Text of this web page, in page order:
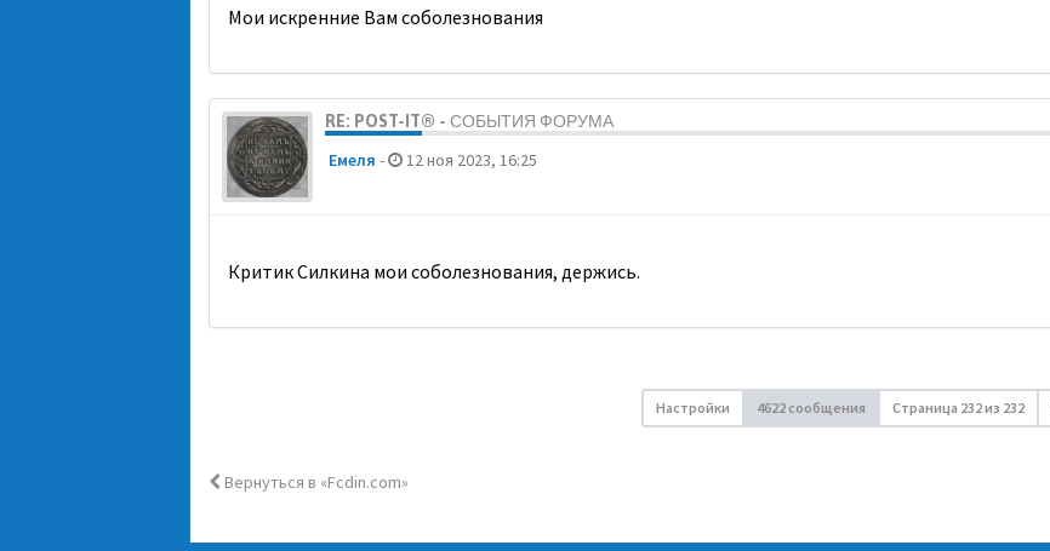
Мои искренние Вам соболезнования
RE: POST-IT® - СОБЫТИЯ ФОРУМА
Емеля - 12 ноя 2023, 16:25
Критик Силкина мои соболезнования, держись.
Настройки 4622 сообщения Страница 232из 232
Вернуться в «Fcdin.com»